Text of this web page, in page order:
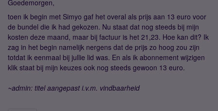
Goedemorgen,
toen ik begin met Simyo gaf het overal als prijs aan 13 euro voor
de bundel die ik had gekozen. Nu staat dat nog steeds bij mijn
kosten deze maand, maar bij factuur is het 21,23. Hoe kan dit? Ik
zag in het begin namelijk nergens dat de prijs zo hoog zou zijn
totdat ik eenmaal bij jullie lid was. En als ik abonnement wijzigen
klik staat bij mijn keuzes ook nog steeds gewoon 13 euro.
~admin: titel aangepast i.v.m. vindbaarheid